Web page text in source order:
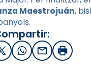
Maestrojuán,
X / Twitter
WhatsApp
EmailImprimir